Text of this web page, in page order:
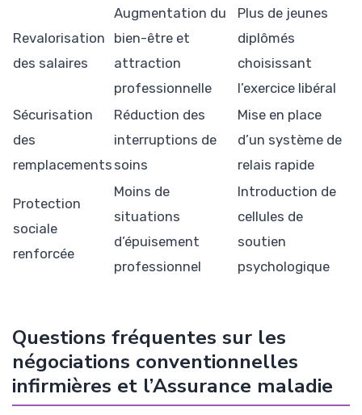
Revalorisation
des salaires
Augmentation du
bien-être et
attraction
professionnelle
Plus de jeunes
diplômés
choisissant
l’exercice libéral
Sécurisation
des
remplacements
Réduction des
interruptions de
soins
Mise en place
d’un système de
relais rapide
Protection
sociale
renforcée
Moins de
situations
d’épuisement
professionnel
Introduction de
cellules de
soutien
psychologique
Questions fréquentes sur les
négociations conventionnelles
infirmières et l’Assurance maladie